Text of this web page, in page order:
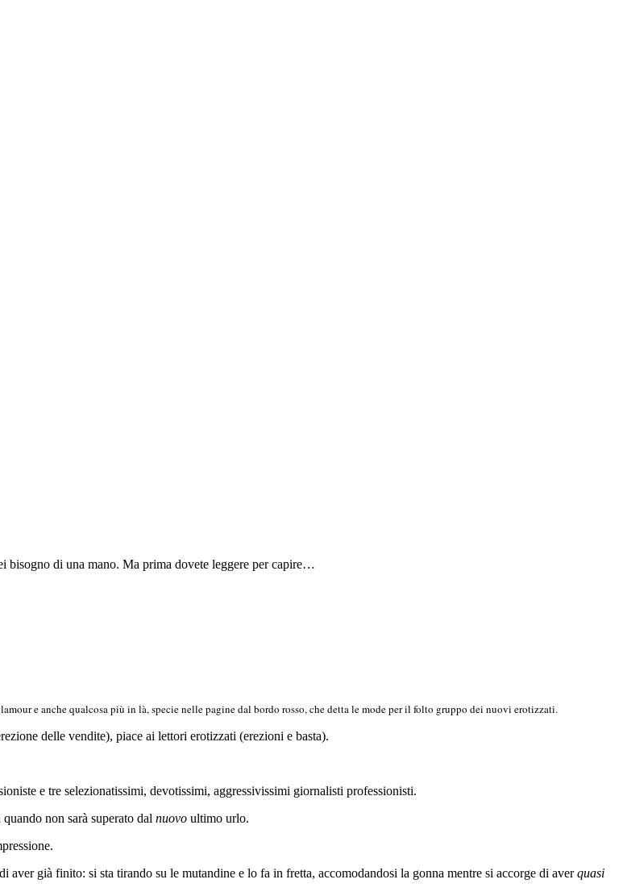
bisogno di una mano. Ma prima dovete leggere per capire…
e anche qualcosa più in là, specie nelle pagine dal bordo rosso, che detta le mode per il folto gruppo dei nuovi erotizzati.
delle vendite), piace ai lettori erotizzati (erezioni e basta).
e tre selezionatissimi, devotissimi, aggressivissimi giornalisti professionisti.
non sarà superato dal nuovo ultimo urlo.
già finito: si sta tirando su le mutandine e lo fa in fretta, accomodandosi la gonna mentre si accorge di averquasi